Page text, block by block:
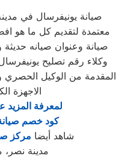
صيانة يونيفرسال في
معتمدة لتقديم كل ما هو
صيانة وعنوان صيانه
وكلاء رقم تصليح
المقدمة من الوكيل الحصري
الاجهزة
لمعرفة المزيد
كود خصم
شاهد أيضا مركز
مدينة نصر،